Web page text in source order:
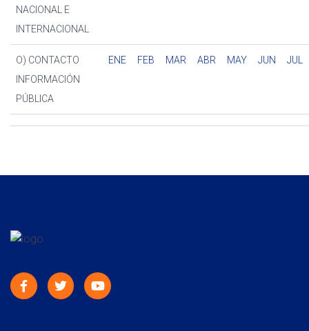
NACIONAL E
INTERNACIONAL
O) CONTACTO
INFORMACIÓN
PÚBLICA
ENE FEB MAR ABR MAY JUN JUL